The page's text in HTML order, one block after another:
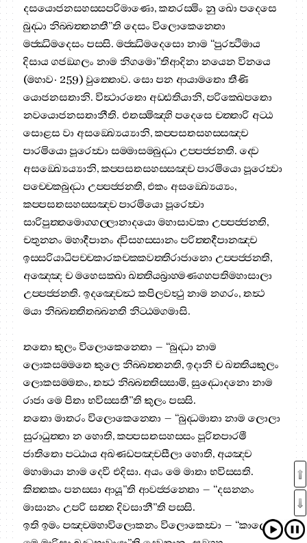
දසයොජනසහස‍්සපරිමාණො, කතරස‍්මිං නු ඛො පදෙසෙ
බුද‍්ධා නිබ‍්බත‍්තන‍්තී”ති දෙසං විලොකෙන‍්තො
මජ‍්ඣිමදෙසං පස‍්සි. මජ‍්ඣිමදෙසො නාම “පුරත්‍ථිමාය
දිසාය ගජඞ‍්ගලං නාම නිගමො”තිආදිනා නයෙන විනයෙ
(මහාව· 259) වුත‍්තොව. සො පන ආයාමතො තීණි
යොජනසතානි. විත්‍ථාරතො අඩ‍්ඪතියානි, පරික‍්ඛෙපතො
නවයොජනසතානීති. එතස‍්මිඤ‍්හි පදෙසෙ චත‍්තාරි අට‍්ඨ
සොළස වා අසඞ‍්ඛ්‍යෙය්‍යානි, කප‍්පසතසහස‍්සඤ‍්ච
පාරමියො පූරෙත්‍වා සම‍්මාසම‍්බුද‍්ධා උප‍්පජ‍්ජන‍්ති. ද‍්වෙ
අසඞ‍්ඛ්‍යෙය්‍යානි, කප‍්පසතසහස‍්සඤ‍්ච පාරමියො පූරෙත්‍වා
පච‍්චෙකබුද‍්ධා උප‍්පජ‍්ජන‍්ති, එකං අසඞ‍්ඛ්‍යෙය්‍යං,
කප‍්පසතසහස‍්සඤ‍්ච පාරමියො පූරෙත්‍වා
සාරිපුත‍්තමොග‍්ගල‍්ලානාදයො මහාසාවකා උප‍්පජ‍්ජන‍්ති,
චතුන‍්නං මහාදීපානං ද‍්විසහස‍්සානං පරිත‍්තදීපානඤ‍්ච
ඉස‍්සරියාධිපච‍්චකාරකචක‍්කවත‍්තිරාජානො උප‍්පජ‍්ජන‍්ති,
අඤ‍්ඤෙ ච මහෙසක‍්ඛා ඛත‍්තියබ්‍රාහ‍්මණගහපතිමහාසාලා
උප‍්පජ‍්ජන‍්ති. ඉදඤ‍්චෙත්‍ථ කපිලවත්‍ථු නාම නගරං, තත්‍ථ
මයා නිබ‍්බත‍්තිතබ‍්බන‍්ති නිට‍්ඨමගමාසි.
තතො කුලං විලොකෙන‍්තො – “බුද‍්ධා නාම
ලොකසම‍්මතෙ කුලෙ නිබ‍්බත‍්තන‍්ති, ඉදානි ච ඛත‍්තියකුලං
ලොකසම‍්මතං, තත්‍ථ නිබ‍්බත‍්තිස‍්සාමි, සුද‍්ධොදනො නාම
රාජා මෙ පිතා භවිස‍්සතී”ති කුලං පස‍්සි.
තතො මාතරං විලොකෙන‍්තො – “බුද‍්ධමාතා නාම ලොලා
සුරාධුත‍්තා න හොති, කප‍්පසතසහස‍්සං පූරිතපාරමී
ජාතිතො පට‍්ඨාය අඛණ‍්ඩපඤ‍්චසීලා හොති, අයඤ‍්ච
මහාමායා නාම දෙවී එදිසා. අයං මෙ මාතා භවිස‍්සති.
කිත‍්තකං පනස‍්සා ආයූ”ති ආවජ‍්ජන‍්තො – “දසන‍්නං
මාසානං උපරි සත‍්ත දිවසානී”ති පස‍්සි.
ඉති ඉමං පඤ‍්චමහාවිලොකනං විලොකෙත්‍වා – “කාලො